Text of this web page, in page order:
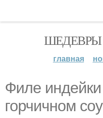
ШЕДЕВРЫ
главная
Филе
горчичном